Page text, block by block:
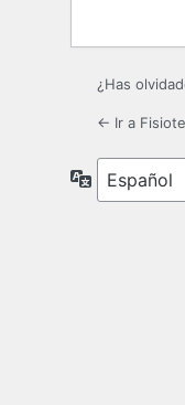
¿Has
← Ir a
Idioma